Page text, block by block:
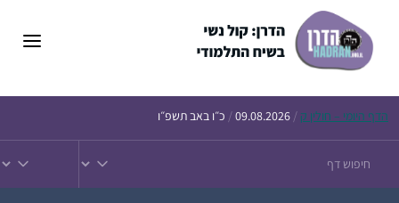
הדף היומי – חולין ק /
09.08.2026
/ כ״ו באב תשפ״ו